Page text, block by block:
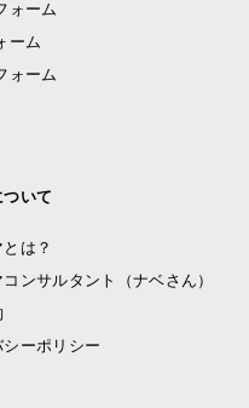
ォーム
ーム
ォーム
いて
は？
ンサルタント（ナベさん）
ーポリシー